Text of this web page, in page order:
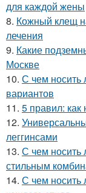
для каждой жены
8. Кожный клещ
лечения
9. Какие
Москве
10. С чем носить
вариантов
11. 5 правил: как
12.
леггинсами
13. С чем носить
стильным
14. С чем носить